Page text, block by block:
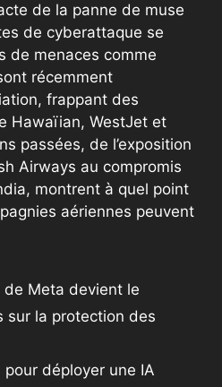
de la panne de muse
de cyberattaque se
de menaces comme
récemment
frappant des
Hawaïian, WestJet et
passées, de l’exposition
Airways au compromis
montrent à quel point
aériennes peuvent
de Meta devient le
sur la protection des
pour déployer une IA